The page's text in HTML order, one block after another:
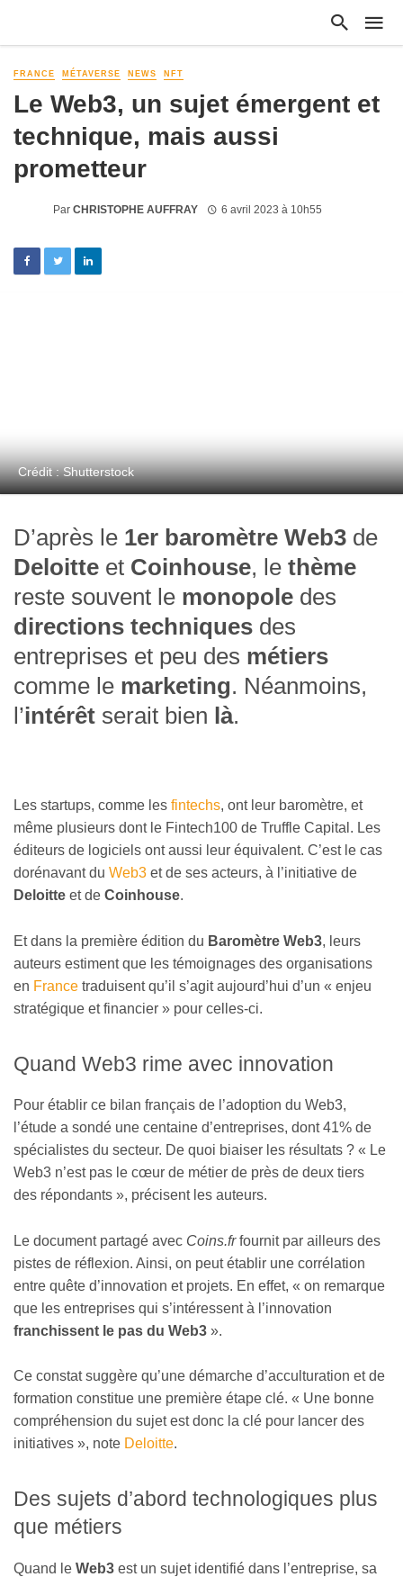
FRANCE MÉTAVERSE NEWS NFT
Le Web3, un sujet émergent et
technique, mais aussi
prometteur
Par CHRISTOPHE AUFFRAY 6 avril 2023 à 10h55
Crédit : Shutterstock
D’après le 1er baromètre Web3 de
Deloitte et Coinhouse, le thème
reste souvent le monopole des
directions techniques des
entreprises et peu des métiers
comme le marketing. Néanmoins,
l’intérêt serait bien là.
Les startups, comme les fintechs, ont leur baromètre, et
même plusieurs dont le Fintech100 de Truffle Capital. Les
éditeurs de logiciels ont aussi leur équivalent. C’est le cas
dorénavant du Web3 et de ses acteurs, à l’initiative de
Deloitte et de Coinhouse.
Et dans la première édition du Baromètre Web3, leurs
auteurs estiment que les témoignages des organisations
en France traduisent qu’il s’agit aujourd’hui d’un « enjeu
stratégique et financier » pour celles-ci.
Quand Web3 rime avec innovation
Pour établir ce bilan français de l’adoption du Web3,
l’étude a sondé une centaine d’entreprises, dont 41% de
spécialistes du secteur. De quoi biaiser les résultats ? « Le
Web3 n’est pas le cœur de métier de près de deux tiers
des répondants », précisent les auteurs.
Le document partagé avec Coins.frfournit par ailleurs des
pistes de réflexion. Ainsi, on peut établir une corrélation
entre quête d’innovation et projets. En effet, « on remarque
que les entreprises qui s’intéressent à l’innovation
franchissent le pas du Web3 ».
Ce constat suggère qu’une démarche d’acculturation et de
formation constitue une première étape clé. « Une bonne
compréhension du sujet est donc la clé pour lancer des
initiatives », note Deloitte.
Des sujets d’abord technologiques plus
que métiers
Quand le Web3 est un sujet identifié dans l’entreprise, sa